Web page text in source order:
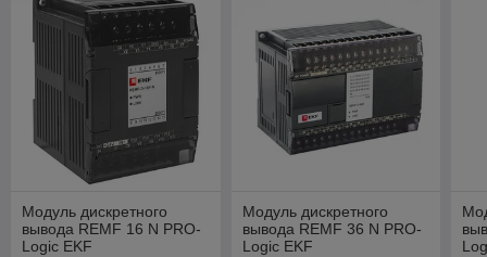
Модуль дискретного
вывода REMF 16 N PRO-
Logic EKF
Модуль дискретного
вывода REMF 36 N PRO-
Logic EKF